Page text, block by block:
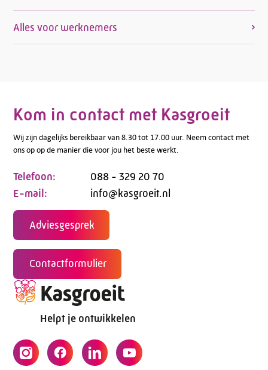
Alles voor werknemers
Kom in contact met Kasgroeit
Wij zijn dagelijks bereikbaar van 8.30 tot 17.00 uur. Neem contact met
ons op op de manier die voor jou het beste werkt.
Telefoon:
088 - 329 20 70
E-mail:
info@kasgroeit.nl
Adviesgesprek
Contactformulier
Helpt je ontwikkelen